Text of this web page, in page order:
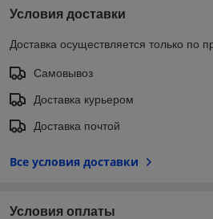
Условия доставки
Доставка осуществляется только по
Самовывоз
Доставка курьером
Доставка почтой
Все условия доставки
Условия оплаты